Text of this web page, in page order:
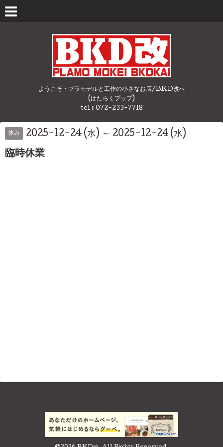
ようこそ・プラモデルと工作の小さなお店/BKD改へ
(はたらくプップ)
tel : 072-233-7718
休み 2025-12-24 (水) ～ 2025-12-24 (水)
臨時休業